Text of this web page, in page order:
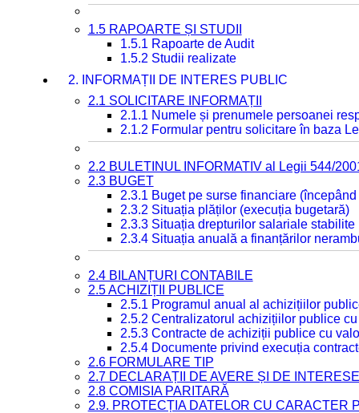
1.5 RAPOARTE ȘI STUDII
1.5.1 Rapoarte de Audit
1.5.2 Studii realizate
2. INFORMAȚII DE INTERES PUBLIC
2.1 SOLICITARE INFORMAȚII
2.1.1 Numele și prenumele persoanei
2.1.2 Formular pentru solicitare în baza
2.2 BULETINUL INFORMATIV al Legii 544/
2.3 BUGET
2.3.1 Buget pe surse financiare
2.3.2 Situația plăților (execuția bugetară)
2.3.3 Situația drepturilor salariale
2.3.4 Situația anuală a finanțărilor
2.4 BILANȚURI CONTABILE
2.5 ACHIZIȚII PUBLICE
2.5.1 Programul anual al achizițiilor
2.5.2 Centralizatorul achizițiilor publice
2.5.3 Contracte de achiziții publice cu
2.5.4 Documente privind execuția
2.6 FORMULARE TIP
2.7 DECLARAȚII DE AVERE ȘI DE INTERESE
2.8 COMISIA PARITARĂ
2.9. PROTECȚIA DATELOR CU CARACTER